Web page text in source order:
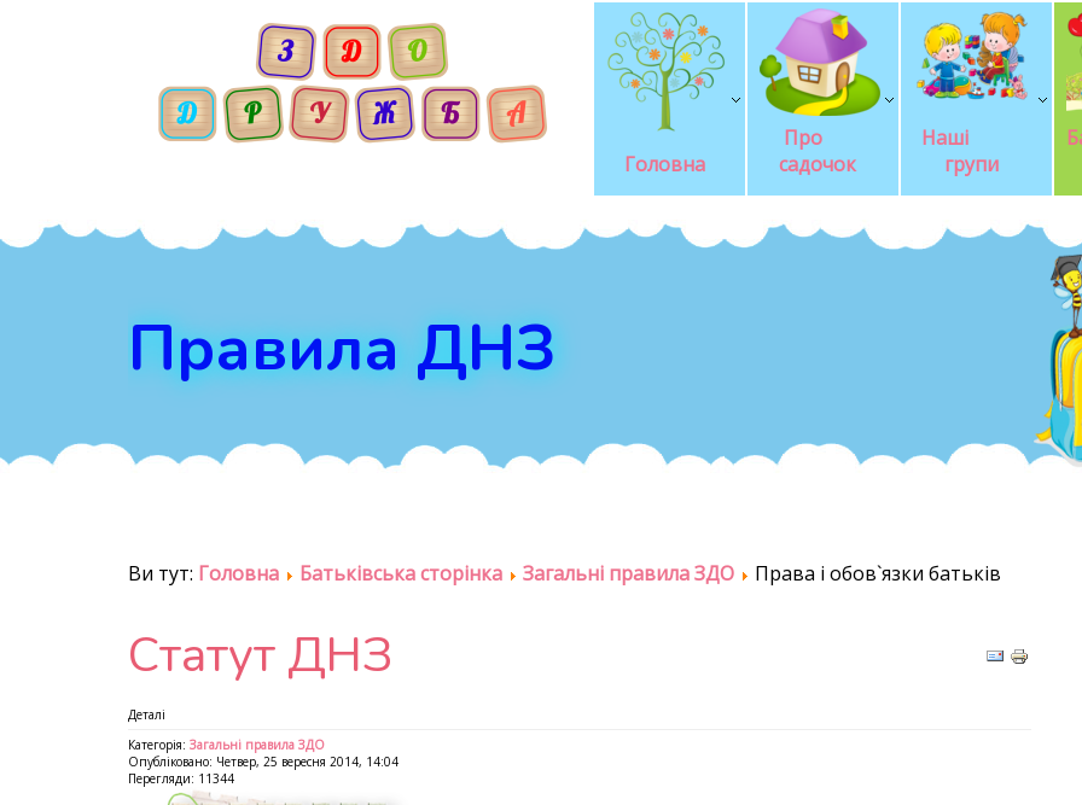
Головна
Про
садочок
Наші
групи
Правила ДНЗ
Ви тут: Головна Батьківська сторінка Загальні правила ЗДО Права і обов`язки батьків
Статут ДНЗ
Деталі
Категорія: Загальні правила ЗДО
Опубліковано: Четвер, 25 вересня 2014, 14:04
Перегляди: 11344